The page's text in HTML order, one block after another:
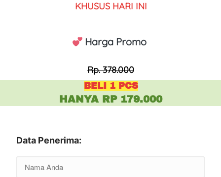
KHUSUS HARI INI
Harga Promo
Rp. 378.000
BELI 1 PCS
HANYA RP 179.000
Data Penerima: